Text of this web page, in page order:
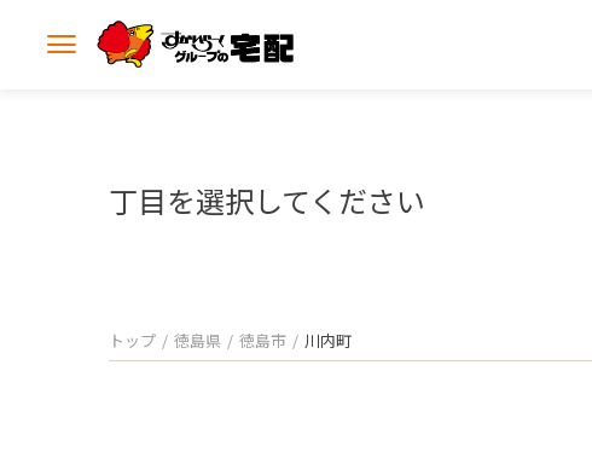
メ
丁目を選択してください
トップ 徳島県 徳島市 川内町